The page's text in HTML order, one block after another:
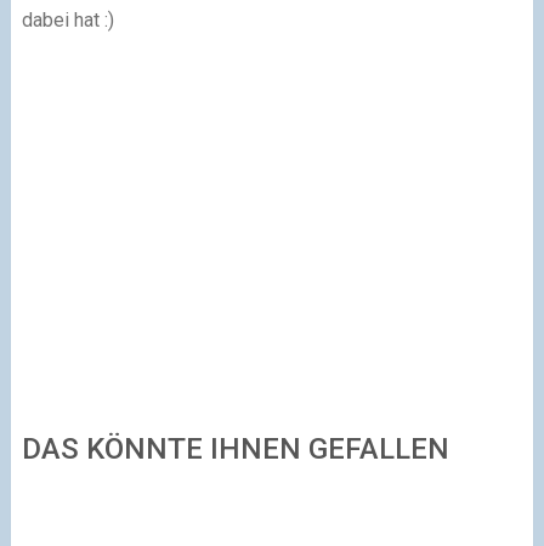
dabei hat :)
DAS KÖNNTE IHNEN GEFALLEN